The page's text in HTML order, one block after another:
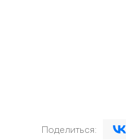
Поделиться: